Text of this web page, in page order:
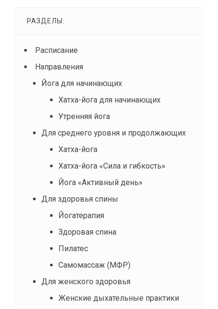
Ваш телефон (обязательно)
Комментарии
РАЗДЕЛЫ:
Расписание
Направления
Йога для начинающих
Хатха-йога для начинающих
Утренняя йога
Для среднего уровня и продолжающих
Хатха-йога
Хатха-йога «Сила и гибкость»
Йога «Активный день»
Для здоровья спины
Йогатерапия
Здоровая спина
Пилатес
Самомассаж (МФР)
Для женского здоровья
Женские дыхательные практики